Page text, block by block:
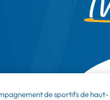
de sportifs de haut-